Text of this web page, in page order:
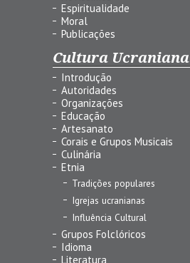
Espiritualidade
Moral
Publicações
Cultura Ucraniana
Introdução
Autoridades
Organizações
Educação
Artesanato
Corais e Grupos Musicais
Culinária
Etnia
Tradições populares
Igrejas ucranianas
Influência Cultural
Grupos Folclóricos
Idioma
Literatura